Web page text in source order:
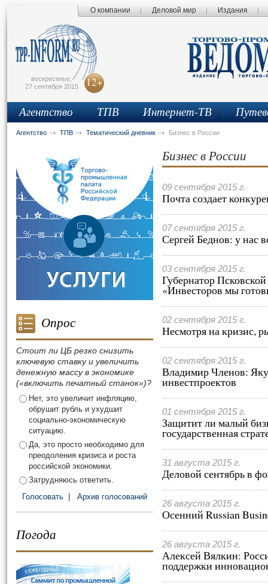
О компании Деловой мир Издания
воскресенье,
27 сентября 2015
12+
Агентство ТПВ Интернет-ТВ
Агентство ТПВ Тематический дневник Бизнес в России
Опрос
Стоит ли ЦБ резко снизить
ключевую ставку и увеличить
денежную массу в экономике
(«включить печатный станок»)?
Нет, это увеличит инфляцию,
обрушит рубль и ухудшит
социально-экономическую
ситуацию.
Да, это просто необходимо для
преодоления кризиса и роста
российской экономики.
Затрудняюсь ответить.
Голосовать
Архив голосований
Погода
Бизнес в России
09 сентября 2015 г.
Почта создает
07 сентября 2015 г.
Сергей Беднов: у нас
03 сентября 2015 г.
Губернатор
«Инвесторов мы
02 сентября 2015 г.
Несмотря на кризис,
02 сентября 2015 г.
Владимир Членов:
инвестпроектов
01 сентября 2015 г.
Защитит ли малый
государственная
31 августа 2015 г.
Деловой сентябрь в
26 августа 2015 г.
Осенний Russian
26 августа 2015 г.
Алексей Вялкин:
поддержки